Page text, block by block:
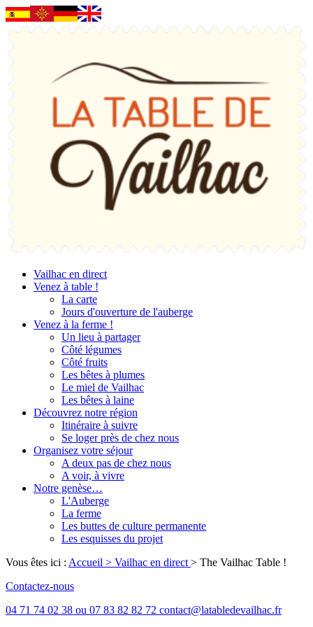
Vailhac en direct
Venez à table !
La carte
Jours d'ouverture de l'auberge
Venez à la ferme !
Un lieu à partager
Côté légumes
Côté fruits
Les bêtes à plumes
Le miel de Vailhac
Les bêtes à laine
Découvrez notre région
Itinéraire à suivre
Se loger près de chez nous
Organisez votre séjour
A deux pas de chez nous
A voir, à vivre
Notre genèse…
L'Auberge
La ferme
Les buttes de culture permanente
Les esquisses du projet
Vous êtes ici : Accueil > Vailhac en direct > The Vailhac Table !
Contactez-nous
04 71 74 02 38 ou 07 83 82 82 72 contact@latabledevailhac.fr